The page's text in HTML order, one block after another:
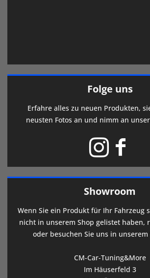
Folge uns
Erfahre alles zu neuen Produkten,
neusten Fotos an und nimm an
Showroom
Wenn Sie ein Produkt für Ihr Fahrzeug
nicht in unserem Shop gelistet haben,
oder besuchen Sie uns in unserem
CM-Car-Tuning&More
Im Häuserfeld 3